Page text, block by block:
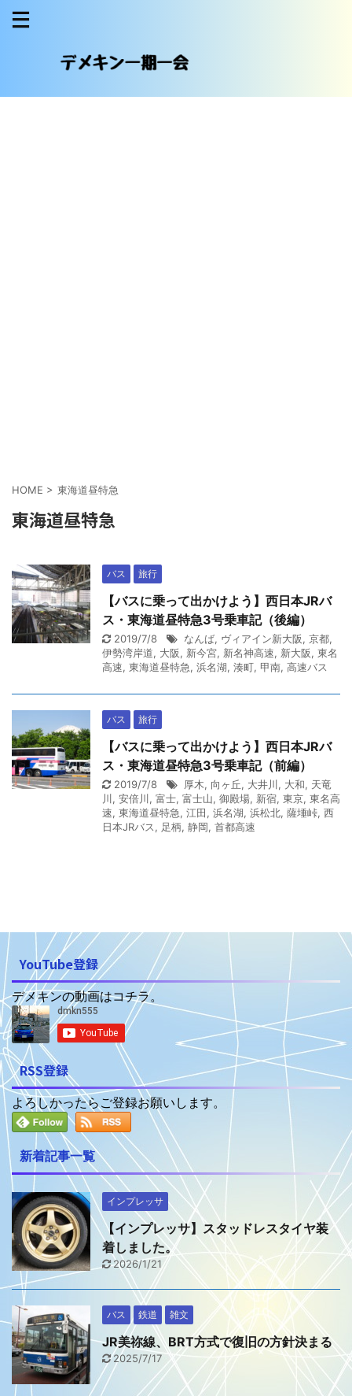
HOME > 東海道昼特急
東海道昼特急
バス 旅行
【バスに乗って出かけよう】西日本JRバ
ス・東海道昼特急3号乗車記（後編）
2019/7/8 なんば, ヴィアイン新大阪, 京都,
伊勢湾岸道, 大阪, 新今宮, 新名神高速, 新大阪, 東名
高速, 東海道昼特急, 浜名湖, 湊町, 甲南, 高速バス
バス 旅行
【バスに乗って出かけよう】西日本JRバ
ス・東海道昼特急3号乗車記（前編）
2019/7/8 厚木, 向ヶ丘, 大井川, 大和, 天竜
川, 安倍川, 富士, 富士山, 御殿場, 新宿, 東京, 東名高
速, 東海道昼特急, 江田, 浜名湖, 浜松北, 薩埵峠, 西
日本JRバス, 足柄, 静岡, 首都高速
YouTube登録
デメキンの動画はコチラ。
RSS登録
よろしかったらご登録お願いします。
新着記事一覧
インプレッサ
【インプレッサ】スタッドレスタイヤ装
着しました。
2026/1/21
バス 鉄道 雑文
JR美祢線、BRT方式で復旧の方針決まる
2025/7/17